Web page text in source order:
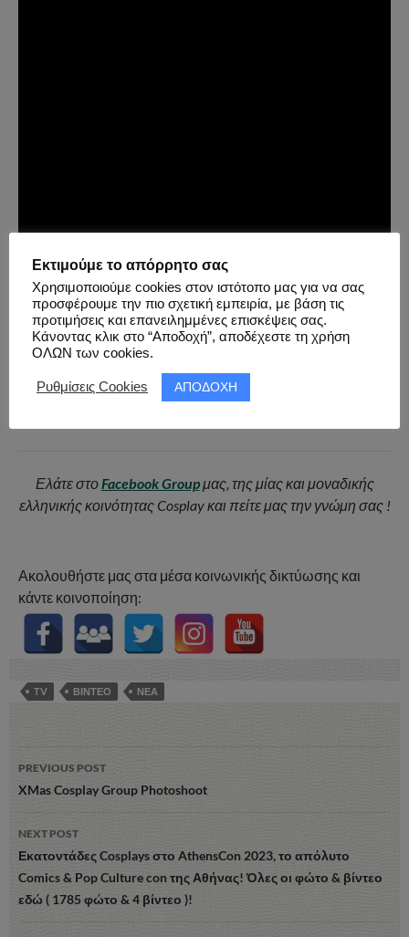
Κέντρο Βρεφών “Η Μητέρα”– Νέα του Alpha TV – Βίντεο
Ελάτε στοFacebook Groupμας, της μίας και μοναδικής
ελληνικής κοινότητας Cosplay και πείτε μας την γνώμη σας !
Ακολουθήστε μας στα μέσα κοινωνικής δικτύωσης και
κάντε κοινοποίηση:
TV ΒΙΝΤΕΟ ΝΕΑ
Post
navigation
PREVIOUS POST
XMas Cosplay Group Photoshoot
NEXT POST
Εκατοντάδες Cosplays στο AthensCon 2023, το απόλυτο
Comics & Pop Culture con της Αθήνας! Όλες οι φώτο & βίντεο
εδώ ( 1785 φώτο & 4 βίντεο )!
Εκτιμούμε το απόρρητο σας
Χρησιμοποιούμε cookies στον ιστότοπο μας για να σας
προσφέρουμε την πιο σχετική εμπειρία, με βάση τις
προτιμήσεις και επανειλημμένες επισκέψεις σας.
Κάνοντας κλικ στο “Αποδοχή”, αποδέχεστε τη χρήση
ΟΛΩΝ των cookies.
Ρυθμίσεις Cookies ΑΠΟΔΟΧΗ